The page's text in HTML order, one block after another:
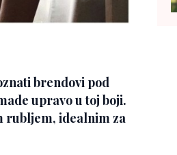
brendovi pod
upravo u toj boji.
rubljem, idealnim za